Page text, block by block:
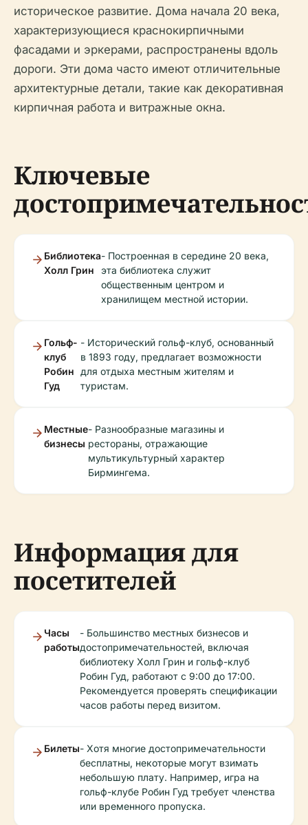
историческое развитие. Дома начала 20 века,
характеризующиеся краснокирпичными
фасадами и эркерами, распространены вдоль
дороги. Эти дома часто имеют отличительные
архитектурные детали, такие как декоративная
кирпичная работа и витражные окна.
Ключевые
Библиотека
Холл Грин
- Построенная в середине 20 века,
эта библиотека служит
общественным центром и
хранилищем местной истории.
Гольф-
клуб
Робин
Гуд
- Исторический гольф-клуб, основанный
в 1893 году, предлагает возможности
для отдыха местным жителям и
туристам.
Местные
бизнесы
- Разнообразные магазины и
рестораны, отражающие
мультикультурный характер
Бирмингема.
Информация для
посетителей
Часы
работы
- Большинство местных бизнесов и
достопримечательностей, включая
библиотеку Холл Грин и гольф-клуб
Робин Гуд, работают с 9:00 до 17:00.
Рекомендуется проверять спецификации
часов работы перед визитом.
Билеты- Хотя многие достопримечательности
бесплатны, некоторые могут взимать
небольшую плату. Например, игра на
гольф-клубе Робин Гуд требует членства
или временного пропуска.